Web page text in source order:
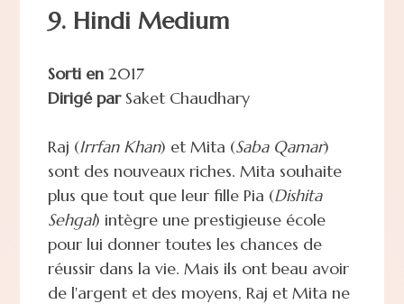
9. Hindi Medium
Sorti en2017
Dirigé par Saket Chaudhary
Raj (Irrfan Khan) et Mita (Saba Qamar)
sont des nouveaux riches. Mita souhaite
plus que tout que leur fille Pia (Dishita
Sehgal) intègre une prestigieuse école
pour lui donner toutes les chances de
réussir dans la vie. Mais ils ont beau avoir
de l'argent et des moyens, Raj et Mita ne